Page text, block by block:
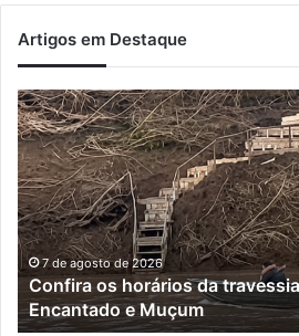
Artigos em Destaque
Turisvales
2026
recebe
1200
profissionais
do
trade
turístico
7 de agosto de 2026
Turisvales 2026 recebe
turístico